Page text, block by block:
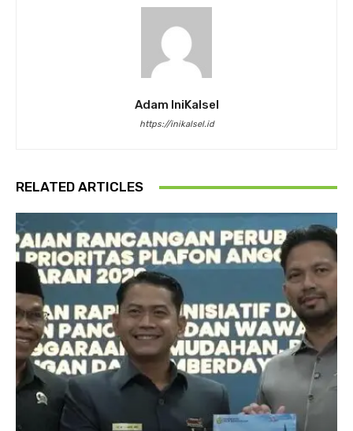
Adam IniKalsel
https://inikalsel.id
RELATED ARTICLES